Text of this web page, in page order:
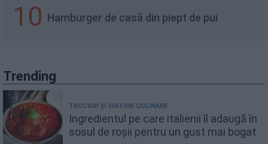
10 Hamburger de casă din piept de pui
Trending
TRUCURI ȘI SFATURI CULINARE
Ingredientul pe care italienii îl adaugă în
sosul de roșii pentru un gust mai bogat